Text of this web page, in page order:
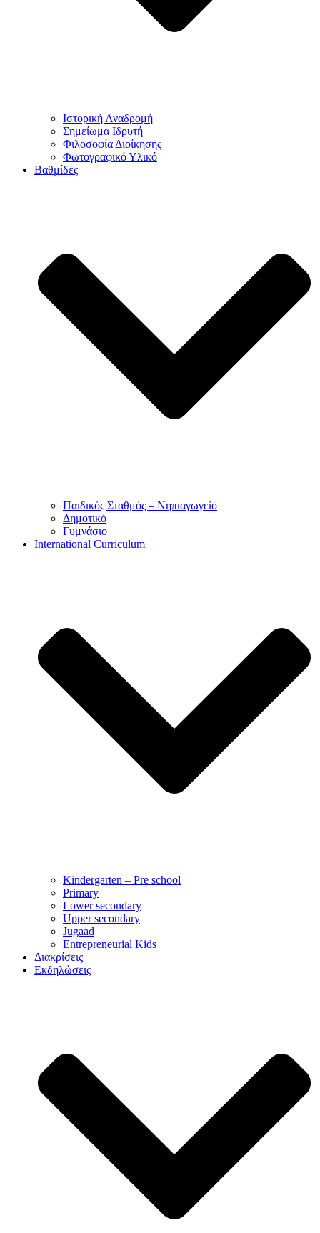
Ιστορική Αναδρομή
Σημείωμα Ιδρυτή
Φιλοσοφία Διοίκησης
Φωτογραφικό Υλικό
Βαθμίδες
Παιδικός Σταθμός – Νηπιαγωγείο
Δημοτικό
Γυμνάσιο
International Curriculum
Kindergarten – Pre school
Primary
Lower secondary
Upper secondary
Jugaad
Entrepreneurial Kids
Διακρίσεις
Εκδηλώσεις